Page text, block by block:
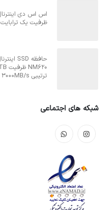
ظرفیت یک ترابایت
ترتیبی 3000MB/s و مقاومت در برابر شوک
شبکه های اجتماعی